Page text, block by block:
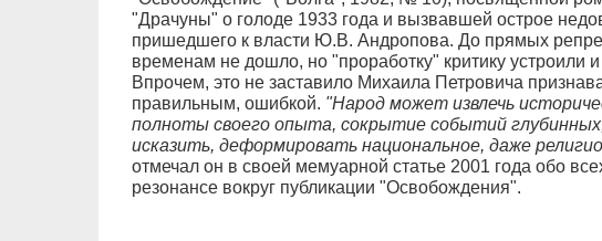
"Драчуны" о голоде 1933 года и вызвавшей острое
пришедшего к власти Ю.В. Андропова. До прямых
временам не дошло, но "проработку" критику устроили
Впрочем, это не заставило Михаила Петровича
правильным, ошибкой. "Народ может извлечь
полноты своего опыта, сокрытие событий
исказить, деформировать национальное, даже
отмечал он в своей мемуарной статье 2001 года обо
резонансе вокруг публикации "Освобождения".